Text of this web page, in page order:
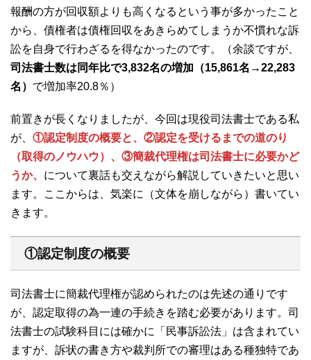
報酬の方が回収額よりも高くなるという事が多かったこと
から、債権者は債権回収をあきらめてしまうか不慣れな訴
訟を自身で行わざるを得なかったのです。（余談ですが、
司法書士数は同年比で3,832名の増加（15,861名→22,283
名） で増加率20.8％）
前置きが長くなりましたが、今回は現役司法書士である私
が、 ①認定制度の概要と、②認定を受けるまでの道のり
（取得のノウハウ）、③簡裁代理権は司法書士に必要かど
うか、 について裏話も交えながら解説していきたいと思い
ます。ここからは、気楽に（文体を崩しながら）書いてい
きます。
①認定制度の概要
司法書士に簡裁代理権が認められたのは先述の通りです
が、認定取得の為一連の手続きを踏む必要があります。司
法書士の試験科目には確かに「民事訴訟法」は含まれてい
ますが、訴状の書き方や裁判所での審理はある種独特であ